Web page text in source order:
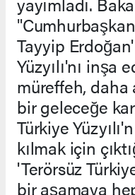
Tayyip
Yüzyılı'nı inşa
müreffeh,
bir geleceğe
Türkiye
kılmak için
'Terörsüz
bir aşamaya